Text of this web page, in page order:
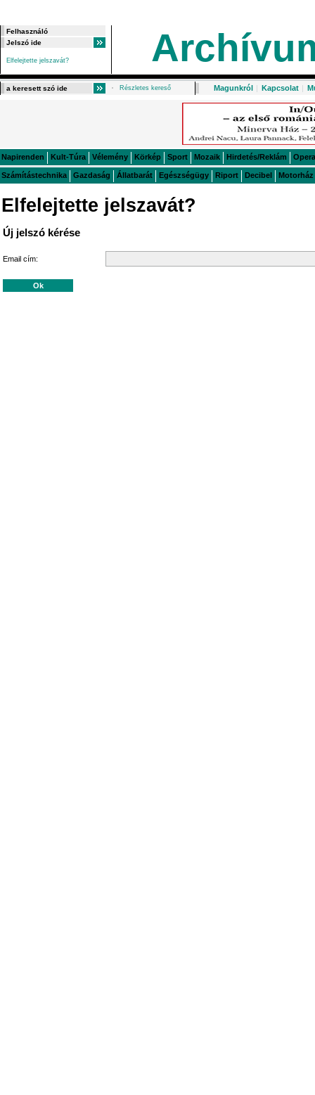
Elfelejtette jelszavát?
Részletes kereső Magunkról | Kapcsolat |
Napirenden Kult-Túra Vélemény Körkép Sport Mozaik Hirdetés/Reklám Opera
Számítástechnika Gazdaság Állatbarát Egészségügy Riport Decibel Motorház
Elfelejtette jelszavát?
Új jelszó kérése
Email cím: